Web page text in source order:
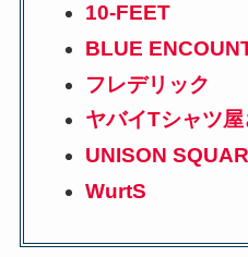
10-FEET
BLUE
フレデリック
ヤバイTシャツ
UNISON
WurtS